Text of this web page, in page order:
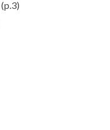
(p.3)